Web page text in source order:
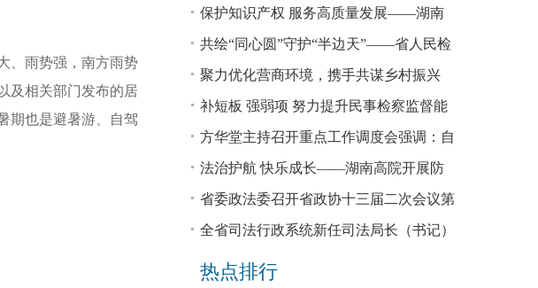
、雨势强，南方雨势
及相关部门发布的居
期也是避暑游、自驾
回税款损失48.2亿元
保护知识产权 服务高质量发展——湖南
省公安厅公布打击侵犯知识产权犯罪10起
典型案例
共绘“同心圆”守护“半边天”——省人民检
察院、省妇联共同主办检察开放日活动
聚力优化营商环境，携手共谋乡村振兴
—— 省法院驻大坪村工作队、村“两委”干
部赴企参观学习调研
补短板 强弱项 努力提升民事检察监督能
力
方华堂主持召开重点工作调度会强调：自
我加压 砥砺奋进 推动工作更有成效 更加
出彩
法治护航 快乐成长——湖南高院开展防
欺凌、防性侵公益普法宣讲
省委政法委召开省政协十三届二次会议第
0327号提案办理座谈会
全省司法行政系统新任司法局长（书记）
培训班开班 方华堂作专题辅导
热点排行